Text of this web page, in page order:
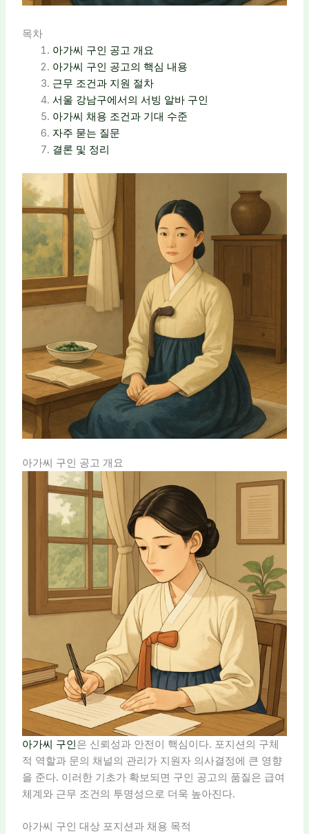
목차
아가씨 구인 공고 개요
아가씨 구인 공고의 핵심 내용
근무 조건과 지원 절차
서울 강남구에서의 서빙 알바 구인
아가씨 채용 조건과 기대 수준
자주 묻는 질문
결론 및 정리
아가씨 구인 공고 개요
아가씨 구인은 신뢰성과 안전이 핵심이다. 포지션의 구체
적 역할과 문의 채널의 관리가 지원자 의사결정에 큰 영향
을 준다. 이러한 기초가 확보되면 구인 공고의 품질은 급여
체계와 근무 조건의 투명성으로 더욱 높아진다.
아가씨 구인 대상 포지션과 채용 목적